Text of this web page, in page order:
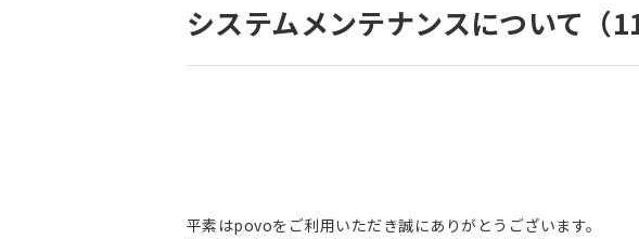
システムメンテナンスについて（
平素はpovoをご利用いただき誠にありがとうございます。